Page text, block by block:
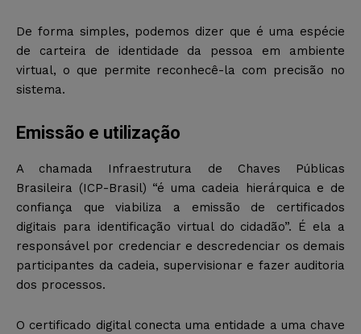
De forma simples, podemos dizer que é uma espécie
de carteira de identidade da pessoa em ambiente
virtual, o que permite reconhecê-la com precisão no
sistema.
Emissão e utilização
A chamada Infraestrutura de Chaves Públicas
Brasileira (ICP-Brasil) “é uma cadeia hierárquica e de
confiança que viabiliza a emissão de certificados
digitais para identificação virtual do cidadão”. É ela a
responsável por credenciar e descredenciar os demais
participantes da cadeia, supervisionar e fazer auditoria
dos processos.
O certificado digital conecta uma entidade a uma chave